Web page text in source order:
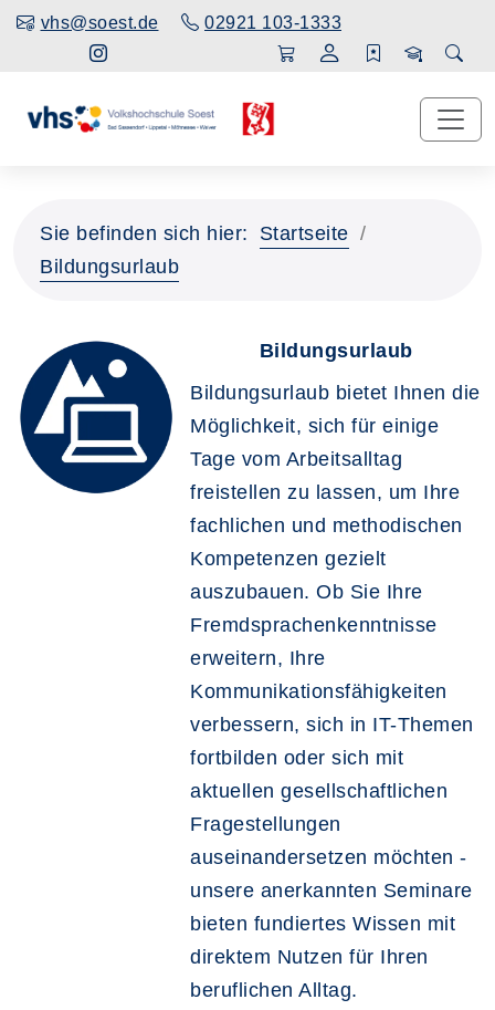
vhs@soest.de 02921 103-1333
Sie befinden sich hier:
Startseite
Bildungsurlaub
Bildungsurlaub
Bildungsurlaub bietet Ihnen die
Möglichkeit, sich für einige
Tage vom Arbeitsalltag
freistellen zu lassen, um Ihre
fachlichen und methodischen
Kompetenzen gezielt
auszubauen. Ob Sie Ihre
Fremdsprachenkenntnisse
erweitern, Ihre
Kommunikationsfähigkeiten
verbessern, sich in IT-Themen
fortbilden oder sich mit
aktuellen gesellschaftlichen
Fragestellungen
auseinandersetzen möchten -
unsere anerkannten Seminare
bieten fundiertes Wissen mit
direktem Nutzen für Ihren
beruflichen Alltag.